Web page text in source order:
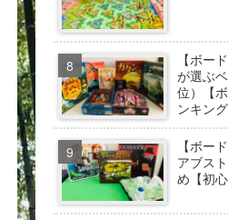
【ボー
が選ぶ
位）【
ンキング
【ボー
アブス
め【初